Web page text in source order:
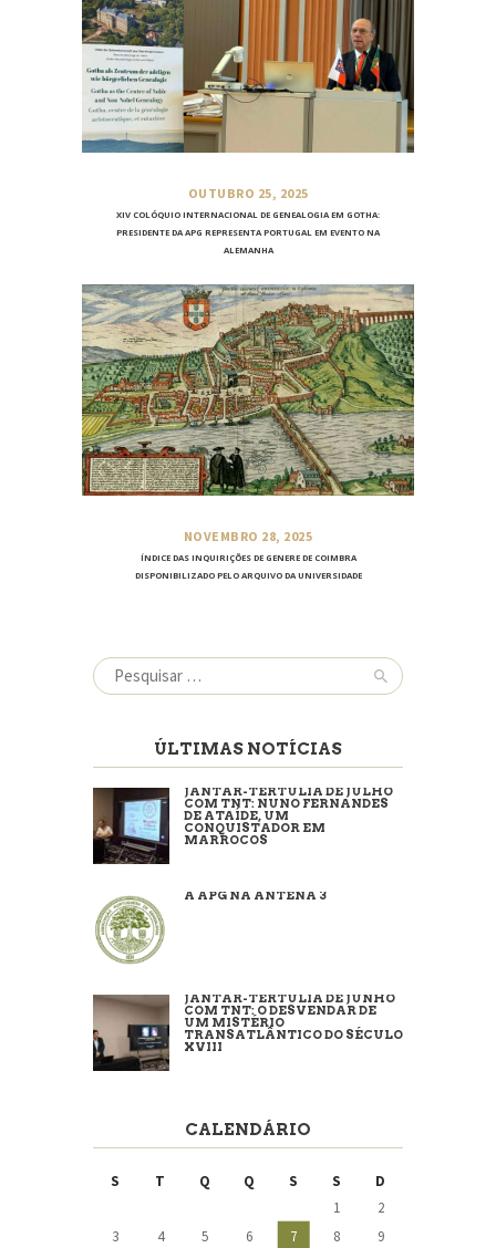
OUTUBRO 25, 2025
XIV COLÓQUIO INTERNACIONAL DE GENEALOGIA EM GOTHA:
PRESIDENTE DA APG REPRESENTA PORTUGAL EM EVENTO NA
ALEMANHA
NOVEMBRO 28, 2025
ÍNDICE DAS INQUIRIÇÕES DE GENERE DE COIMBRA
DISPONIBILIZADO PELO ARQUIVO DA UNIVERSIDADE
Pesquisar
por:
ÚLTIMAS NOTÍCIAS
JANTAR-TERTÚLIA DE JULHO
COM TNT: NUNO FERNANDES
DE ATAÍDE, UM
CONQUISTADOR EM
MARROCOS
A APG NA ANTENA 3
JANTAR-TERTÚLIA DE JUNHO
COM TNT: O DESVENDAR DE
UM MISTÉRIO
TRANSATLÂNTICO DO SÉCULO
XVIII
CALENDÁRIO
S T Q Q S S
D
1
2
3
4 5 6 7 8
9